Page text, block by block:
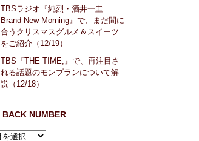
TBSラジオ『純烈・酒井一圭
Brand-New Morning』で、まだ間に
合うクリスマスグルメ＆スイーツ
をご紹介（12/19）
TBS『THE TIME,』で、再注目さ
れる話題のモンブランについて解
説（12/18）
BACK NUMBER